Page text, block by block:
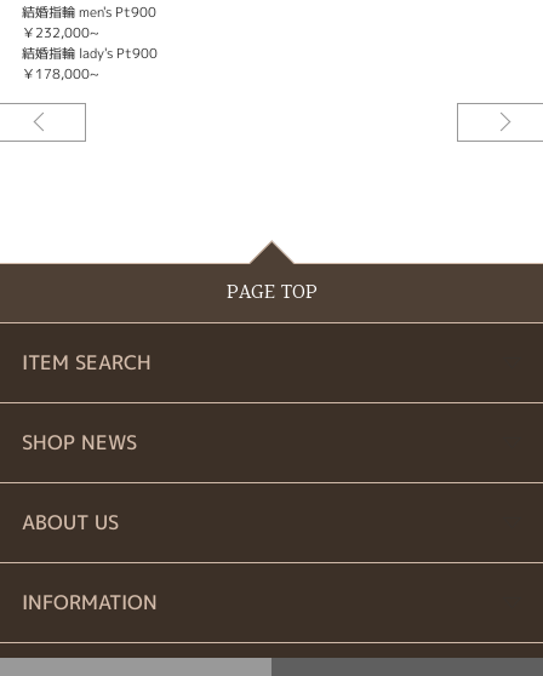
結婚指輪 men's Pt900
￥232,000~
結婚指輪 lady's Pt900
￥178,000~
PAGE TOP
ITEM SEARCH
婚約指輪
結婚指輪
セットリング
SHOP NEWS
商品一覧
ブランドリスト
ABOUT US
お問い合わせ
INFORMATION